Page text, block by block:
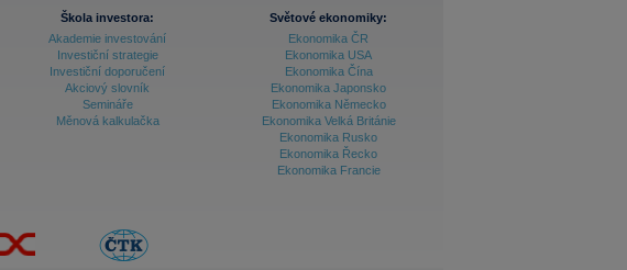
Škola investora:
Akademie investování
Investiční strategie
Investiční doporučení
Akciový slovník
Semináře
Měnová kalkulačka
Světové ekonomiky:
Ekonomika ČR
Ekonomika USA
Ekonomika Čína
Ekonomika Japonsko
Ekonomika Německo
Ekonomika Velká Británie
Ekonomika Rusko
Ekonomika Řecko
Ekonomika Francie